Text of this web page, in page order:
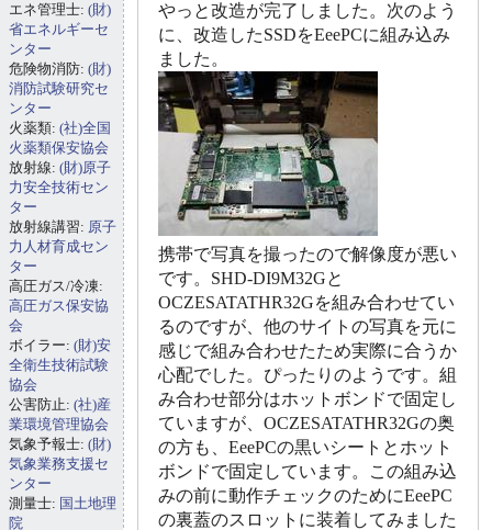
やっと改造が完了しました。次のよう
に、改造したSSDをEeePCに組み込み
ました。
携帯で写真を撮ったので解像度が悪い
です。SHD-DI9M32Gと
OCZESATATHR32Gを組み合わせてい
るのですが、他のサイトの写真を元に
感じで組み合わせたため実際に合うか
心配でした。ぴったりのようです。組
み合わせ部分はホットボンドで固定し
ていますが、OCZESATATHR32Gの奥
の方も、EeePCの黒いシートとホット
ボンドで固定しています。この組み込
みの前に動作チェックのためにEeePC
の裏蓋のスロットに装着してみました
エネ管理士: (財)
省エネルギーセ
ンター
危険物消防: (財)
消防試験研究セ
ンター
火薬類: (社)全国
火薬類保安協会
放射線: (財)原子
力安全技術セン
ター
放射線講習: 原子
力人材育成セン
ター
高圧ガス/冷凍:
高圧ガス保安協
会
ボイラー: (財)安
全衛生技術試験
協会
公害防止: (社)産
業環境管理協会
気象予報士: (財)
気象業務支援セ
ンター
測量士: 国土地理
院